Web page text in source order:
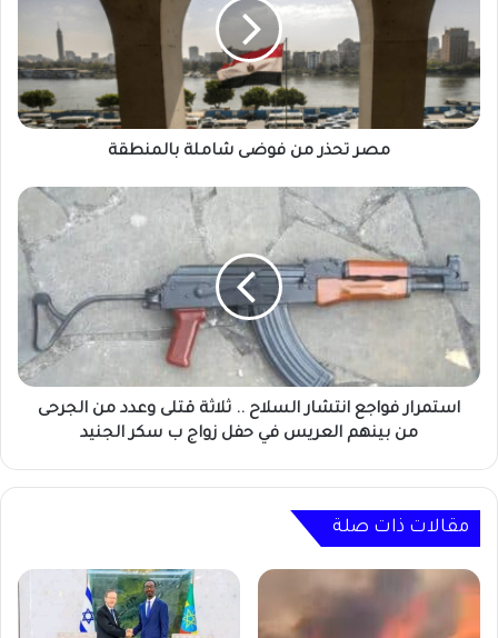
شاملة
بالمنطقة
مصر تحذر من فوضى شاملة بالمنطقة
استمرار
السلاح
ثلاثة
قتلى
وعدد
من
الجرحى
حفل
زواج
ب
سكر
استمرار فواجع انتشار السلاح .. ثلاثة قتلى وعدد من الجرحى
من بينهم العريس في حفل زواج ب سكر الجنيد
مقالات ذات صلة